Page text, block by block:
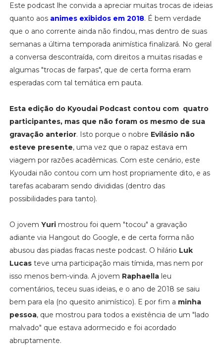
Este podcast lhe convida a apreciar muitas trocas de ideias
quanto aos animes exibidos em 2018. É bem verdade
que o ano corrente ainda não findou, mas dentro de suas
semanas a última temporada animística finalizará. No geral
a conversa descontraída, com direitos a muitas risadas e
algumas "trocas de farpas", que de certa forma eram
esperadas com tal temática em pauta.
Esta edição do Kyoudai Podcast contou com quatro
participantes, mas que não foram os mesmo de sua
gravação anterior. Isto porque o nobre Evilásio não
esteve presente, uma vez que o rapaz estava em
viagem por razões acadêmicas. Com este cenário, este
Kyoudai não contou com um host propriamente dito, e as
tarefas acabaram sendo divididas (dentro das
possibilidades para tanto).
O jovem Yurimostrou foi quem "tocou" a gravação
adiante via Hangout do Google, e de certa forma não
abusou das piadas fracas neste podcast. O hilário Luk
Lucasteve uma participação mais tímida, mas nem por
isso menos bem-vinda. A jovem Raphaellaleu
comentários, teceu suas ideias, e o ano de 2018 se saiu
bem para ela (no quesito animístico). E por fim a minha
pessoa, que mostrou para todos a existência de um "lado
malvado" que estava adormecido e foi acordado
abruptamente.